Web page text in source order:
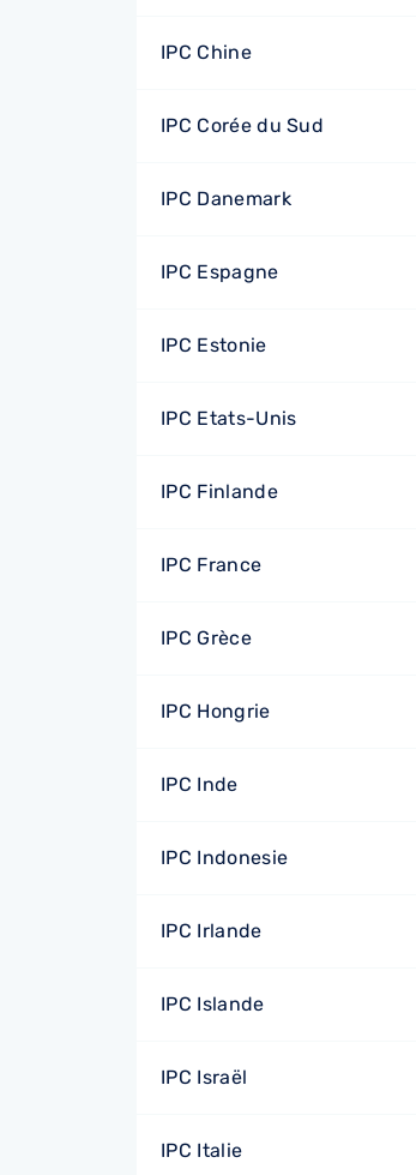
IPC Chine
IPC Corée du Sud
IPC Danemark
IPC Espagne
IPC Estonie
IPC Etats-Unis
IPC Finlande
IPC France
IPC Grèce
IPC Hongrie
IPC Inde
IPC Indonesie
IPC Irlande
IPC Islande
IPC Israël
IPC Italie